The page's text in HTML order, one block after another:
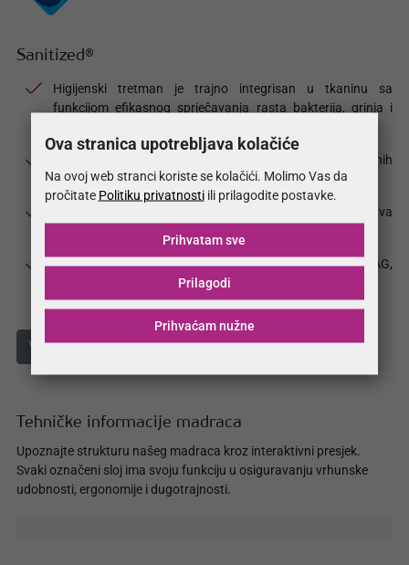
Sanitized®
Higijenski tretman je trajno integrisan u tkaninu sa
funkcijom efikasnog sprječavanja rasta bakterija, grinja i
Sprječava nastanak neprijatnih mirisa usljed navedenih
uzročnika kroz higijensku funkciju integriranu u tekstil
Sanitized® tretman platna također efikasno sprječava
Sanitized® je registrirani zaštitni znak SANITIZED AG,
SWITZERLAND, sanitized.com
Više informacija
Tehničke informacije madraca
Upoznajte strukturu našeg madraca kroz interaktivni presjek.
Svaki označeni sloj ima svoju funkciju u osiguravanju vrhunske
udobnosti, ergonomije i dugotrajnosti.
Ova stranica upotrebljava kolačiće
Na ovoj web stranci koriste se kolačići. Molimo Vas da
pročitate Politiku privatnostiili prilagodite postavke.
Prihvaćam nužne
Prilagodi
Prihvatam sve